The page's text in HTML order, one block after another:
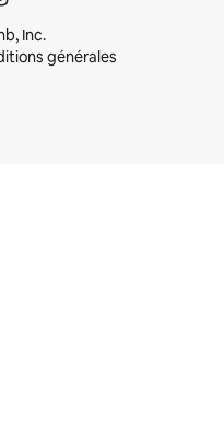
Inc.
générales